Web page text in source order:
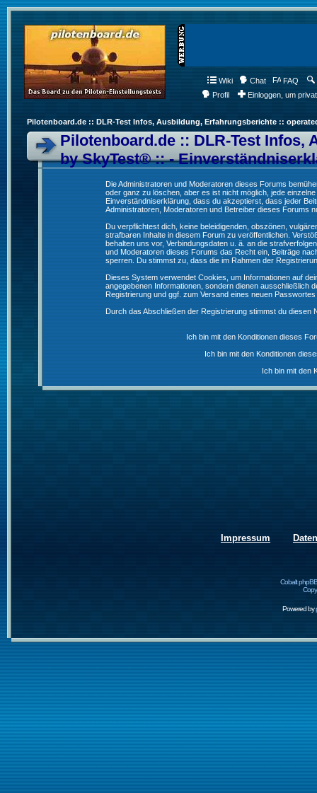
Wiki Chat FAQ
Profil
Einloggen, um
Pilotenboard.de :: DLR-Test Infos, Ausbildung, Erfahrungsberichte ::
Pilotenboard.de :: DLR-Test
by SkyTest® :: -
Die Administratoren und Moderatoren dieses Forums
oder ganz zu löschen, aber es ist nicht möglich, jede
Einverständniserklärung, dass du akzeptierst, dass jeder
Administratoren, Moderatoren und Betreiber dieses Forums
Du verpflichtest dich, keine beleidigenden, obszönen,
strafbaren Inhalte in diesem Forum zu veröffentlichen.
behalten uns vor, Verbindungsdaten u. ä. an die
und Moderatoren dieses Forums das Recht ein, Beiträge
sperren. Du stimmst zu, dass die im Rahmen der
Dieses System verwendet Cookies, um Informationen auf
angegebenen Informationen, sondern dienen ausschließlich
Registrierung und ggf. zum Versand eines neuen
Durch das Abschließen der Registrierung stimmst du diesen
Ich bin mit den Konditionen dieses
Ich bin mit den Konditionen
Ich bin mit den
Impressum
Cobalt
Powered by